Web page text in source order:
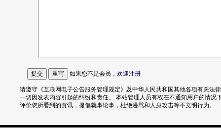
如果您不是会员， 欢迎注册
请遵守《互联网电子公告服务管理规定》及中华人民共和国其他各项有关法
一切因发表内容引起的纠纷和责任。 本站管理人员有权在不通知用户的情况
评价您所看到的资讯，提倡就事论事，杜绝漫骂和人身攻击等不文明行为。